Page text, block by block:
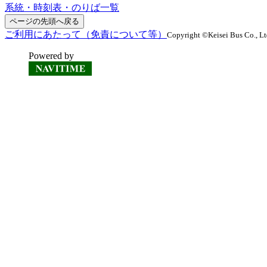
系統・時刻表・のりば一覧
ページの先頭へ戻る
ご利用にあたって（免責について等） Copyright ©Keisei Bus Co.,
Powered by